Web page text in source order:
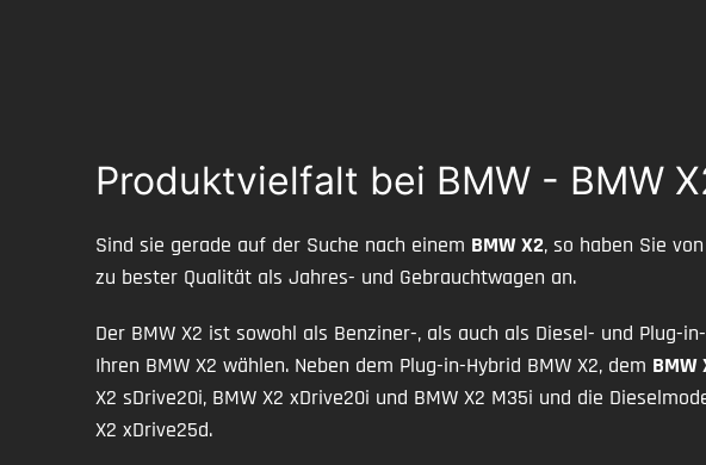
Produktvielfalt bei BMW - BMW
Sind sie gerade auf der Suche nach einem BMW X2, so haben Sie
zu bester Qualität als Jahres- und Gebrauchtwagen an.
Der BMW X2 ist sowohl als Benziner-, als auch als Diesel- und
Ihren BMW X2 wählen. Neben dem Plug-in-Hybrid BMW X2, dem BMW
X2 sDrive20i, BMW X2 xDrive20i und BMW X2 M35i und die
X2 xDrive25d.